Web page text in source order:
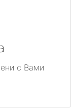
с Вами